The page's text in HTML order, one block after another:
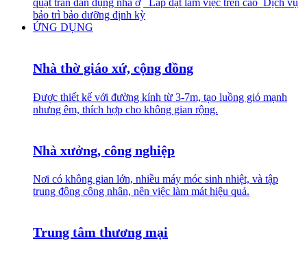
quạt trần dân dụng nhà ở
Lắp đặt làm việc trên cao Dịch vụ
bảo trì bảo dưỡng định kỳ
ỨNG DỤNG
Nhà thờ giáo xứ, cộng đồng
Được thiết kế với đường kính từ 3-7m, tạo luồng gió mạnh
nhưng êm, thích hợp cho không gian rộng.
Nhà xưởng, công nghiệp
Nơi có không gian lớn, nhiều máy móc sinh nhiệt, và tập
trung đông công nhân, nên việc làm mát hiệu quả.
Trung tâm thương mại